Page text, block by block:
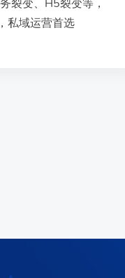
裂变、H5裂变等，
私域运营首选
裂变